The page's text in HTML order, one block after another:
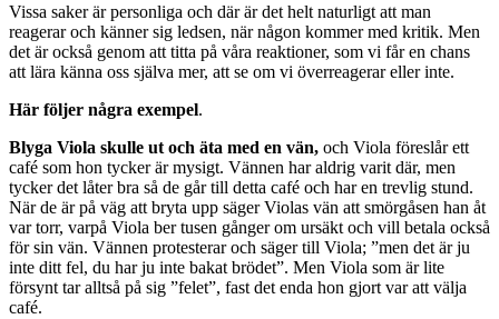
Vissa saker är personliga och där är det helt naturligt att man
reagerar och känner sig ledsen, när någon kommer med kritik. Men
det är också genom att titta på våra reaktioner, som vi får en chans
att lära känna oss själva mer, att se om vi överreagerar eller inte.
Här följer några exempel.
Blyga Viola skulle ut och äta med en vän, och Viola föreslår ett
café som hon tycker är mysigt. Vännen har aldrig varit där, men
tycker det låter bra så de går till detta café och har en trevlig stund.
När de är på väg att bryta upp säger Violas vän att smörgåsen han åt
var torr, varpå Viola ber tusen gånger om ursäkt och vill betala också
för sin vän. Vännen protesterar och säger till Viola; ”men det är ju
inte ditt fel, du har ju inte bakat brödet”. Men Viola som är lite
försynt tar alltså på sig ”felet”, fast det enda hon gjort var att välja
café.